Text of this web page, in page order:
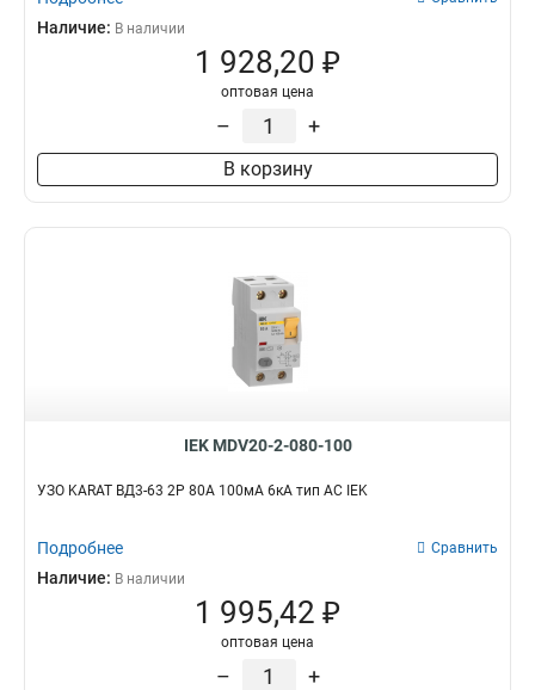
Наличие: В наличии
1 928,20 ₽
оптовая цена
– +
В корзину
IEK MDV20-2-080-100
УЗО KARAT ВД3-63 2P 80А 100мА 6кА тип AC IEK
Подробнее Сравнить
Наличие: В наличии
1 995,42 ₽
оптовая цена
– +